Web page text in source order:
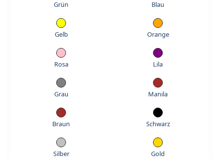
Grün Blau
Gelb Orange
Rosa Lila
Grau Manila
Braun Schwarz
Silber Gold